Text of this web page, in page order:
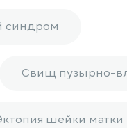
синдром
Свищ пузырно-
шейки матки